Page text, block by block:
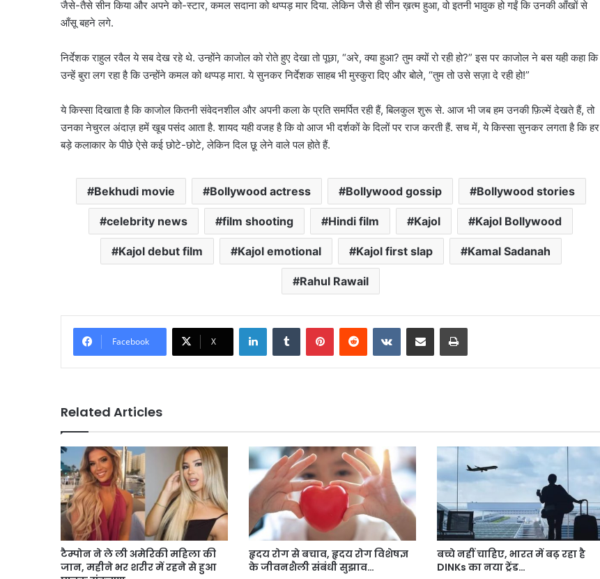
जैसे-तैसे सीन किया और अपने को-स्टार, कमल सदाना को थप्पड़ मार दिया. लेकिन जैसे ही सीन ख़त्म हुआ, वो इतनी भावुक हो गईं कि उनकी आँखों से
आँसू बहने लगे.
निर्देशक राहुल रवैल ये सब देख रहे थे. उन्होंने काजोल को रोते हुए देखा तो पूछा, “अरे, क्या हुआ? तुम क्यों रो रही हो?” इस पर काजोल ने बस यही कहा कि
उन्हें बुरा लग रहा है कि उन्होंने कमल को थप्पड़ मारा. ये सुनकर निर्देशक साहब भी मुस्कुरा दिए और बोले, “तुम तो उसे सज़ा दे रही हो!”
ये किस्सा दिखाता है कि काजोल कितनी संवेदनशील और अपनी कला के प्रति समर्पित रही हैं, बिलकुल शुरू से. आज भी जब हम उनकी फ़िल्में देखते हैं, तो
उनका नेचुरल अंदाज़ हमें खूब पसंद आता है. शायद यही वजह है कि वो आज भी दर्शकों के दिलों पर राज करती हैं. सच में, ये किस्सा सुनकर लगता है कि हर
बड़े कलाकार के पीछे ऐसे कई छोटे-छोटे, लेकिन दिल छू लेने वाले पल होते हैं.
Bekhudi movie Bollywood actress Bollywood gossip Bollywood stories
celebrity news film shooting Hindi film Kajol Kajol Bollywood
Kajol debut film Kajol emotional Kajol first slap Kamal Sadanah
Rahul Rawail
Facebook X
LinkedInTumblr PinterestReddit VKontakteShare via Email Print
Related Articles
टैम्पोन ने ले ली अमेरिकी महिला की
जान, महीने भर शरीर में रहने से हुआ
हृदय रोग से बचाव, हृदय रोग विशेषज्ञ
के जीवनशैली संबंधी सुझाव…
बच्चे नहीं चाहिए, भारत में बढ़ रहा है
DINKs का नया ट्रेंड…